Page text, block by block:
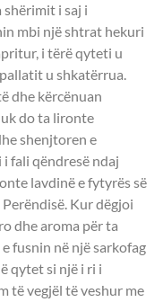
i saj i
mbi një shtrat hekuri
i tërë qyteti u
u shkatërrua.
dhe kërcënuan
do ta lironte
shenjtoren e
fali qëndresë ndaj
lavdinë e fytyrës së
Kur dëgjoi
dhe aroma për ta
fusnin në një sarkofag
qytet si një i ri i
të vegjël të veshur me